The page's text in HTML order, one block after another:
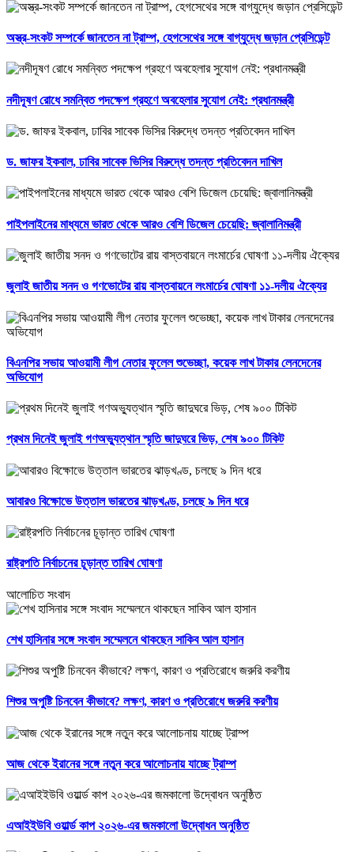
অস্ত্র-সংকট সম্পর্কে জানতেন না ট্রাম্প, হেগসেথের সঙ্গে বাগ্‌যুদ্ধে জড়ান প্রেসিডেন্ট
নদীদূষণ রোধে সমন্বিত পদক্ষেপ গ্রহণে অবহেলার সুযোগ নেই: প্রধানমন্ত্রী
ড. জাফর ইকবাল, ঢাবির সাবেক ভিসির বিরুদ্ধে তদন্ত প্রতিবেদন দাখিল
পাইপলাইনের মাধ্যমে ভারত থেকে আরও বেশি ডিজেল চেয়েছি: জ্বালানিমন্ত্রী
জুলাই জাতীয় সনদ ও গণভোটের রায় বাস্তবায়নে লংমার্চের ঘোষণা ১১-দলীয় ঐক্যের
বিএনপির সভায় আওয়ামী লীগ নেতার ফুলেল শুভেচ্ছা, কয়েক লাখ টাকার লেনদেনের
অভিযোগ
প্রথম দিনেই জুলাই গণঅভ্যুত্থান স্মৃতি জাদুঘরে ভিড়, শেষ ৯০০ টিকিট
আবারও বিক্ষোভে উত্তাল ভারতের ঝাড়খণ্ড, চলছে ৯ দিন ধরে
রাষ্ট্রপতি নির্বাচনের চূড়ান্ত তারিখ ঘোষণা
আলোচিত সংবাদ
শেখ হাসিনার সঙ্গে সংবাদ সম্মেলনে থাকছেন সাকিব আল হাসান
শিশুর অপুষ্টি চিনবেন কীভাবে? লক্ষণ, কারণ ও প্রতিরোধে জরুরি করণীয়
আজ থেকে ইরানের সঙ্গে নতুন করে আলোচনায় যাচ্ছে ট্রাম্প
এআইইউবি ওয়ার্ল্ড কাপ ২০২৬-এর জমকালো উদ্বোধন অনুষ্ঠিত